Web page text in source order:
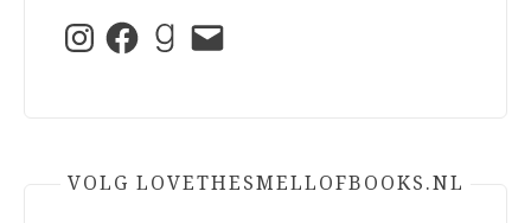
InstagramFacebookGoodreads
E-
mail
VOLG LOVETHESMELLOFBOOKS.NL